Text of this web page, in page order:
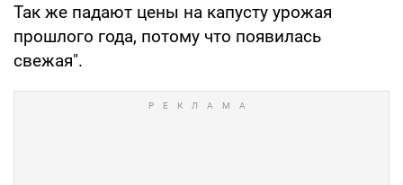
Так же падают цены на капусту урожая
прошлого года, потому что появилась
свежая".